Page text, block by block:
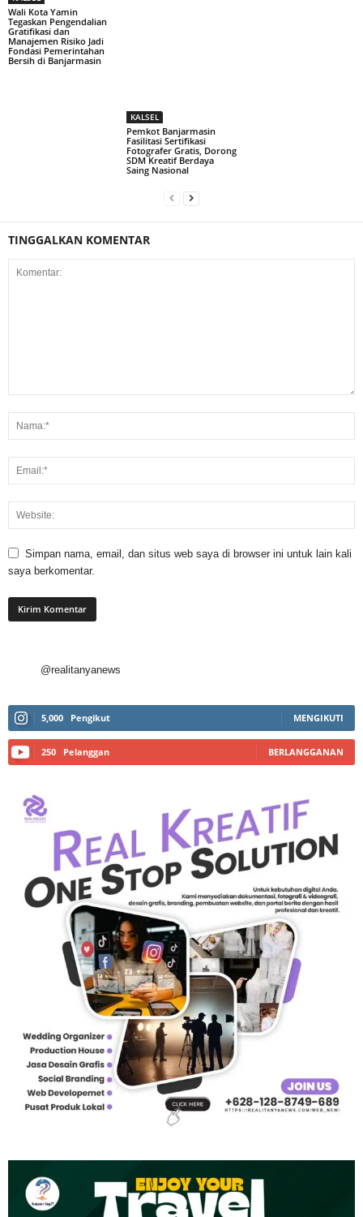
Wali Kota Yamin
Tegaskan Pengendalian
Gratifikasi dan
Manajemen Risiko Jadi
Fondasi Pemerintahan
Bersih di Banjarmasin
KALSEL
Pemkot Banjarmasin
Fasilitasi Sertifikasi
Fotografer Gratis, Dorong
SDM Kreatif Berdaya
Saing Nasional
TINGGALKAN KOMENTAR
Simpan nama, email, dan situs web saya di browser ini untuk lain kali
saya berkomentar.
@realitanyanews
5,000 Pengikut MENGIKUTI
250 Pelanggan BERLANGGANAN